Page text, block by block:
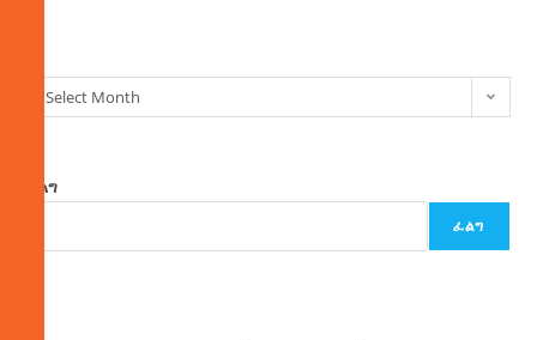
Select Month
ፈልግ
ፈልግ